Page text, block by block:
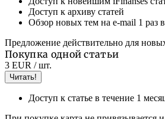
Доступ к архиву статей
Обзор новых тем на e-mail 1 раз
Предложение действительно для
Покупка одной статьи
3 EUR / шт.
Читать!
Доступ к статье в течение 1